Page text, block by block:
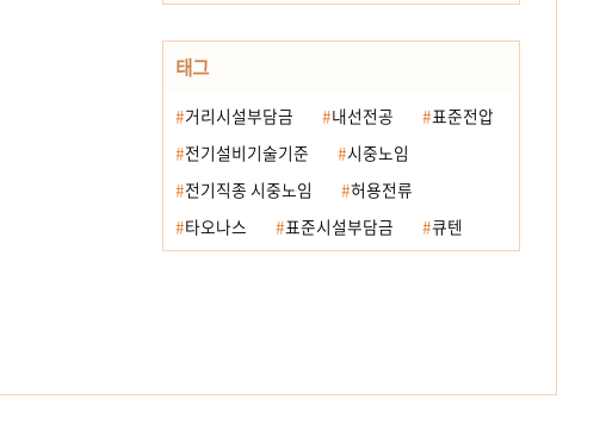
태그
거리시설부담금 내선전공
표준전압
전기설비기술기준
시중노임
전기직종 시중노임
허용전류
타오나스
표준시설부담금 큐텐